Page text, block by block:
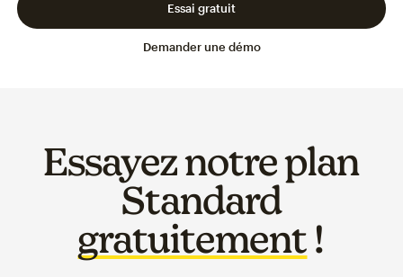
Demander une démo
Essai gratuit
Essayez notre plan
Standard
gratuitement !